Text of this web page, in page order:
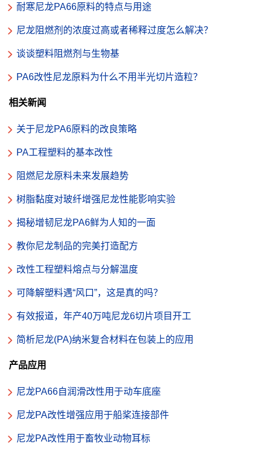
耐寒尼龙PA66原料的特点与用途
尼龙阻燃剂的浓度过高或者稀释过度怎么解决？
谈谈塑料阻燃剂与生物基
PA6改性尼龙原料为什么不用半光切片造粒？
相关新闻
关于尼龙PA6原料的改良策略
PA工程塑料的基本改性
阻燃尼龙原料未来发展趋势
树脂黏度对玻纤增强尼龙性能影响实验
揭秘增韧尼龙PA6鲜为人知的一面
教你尼龙制品的完美打造配方
改性工程塑料熔点与分解温度
可降解塑料遇“风口”，这是真的吗？
有效报道，年产40万吨尼龙6切片项目开工
简析尼龙(PA)纳米复合材料在包装上的应用
产品应用
尼龙PA66自润滑改性用于动车底座
尼龙PA改性增强应用于船桨连接部件
尼龙PA改性用于畜牧业动物耳标